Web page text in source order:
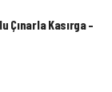
Çınarla Kasırga –